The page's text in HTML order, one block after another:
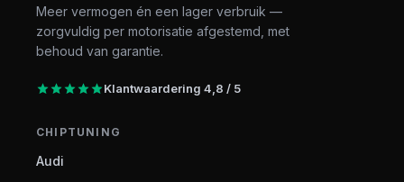
Meer vermogen én een lager verbruik —
zorgvuldig per motorisatie afgestemd, met
behoud van garantie.
Klantwaardering 4,8 / 5
CHIPTUNING
Audi